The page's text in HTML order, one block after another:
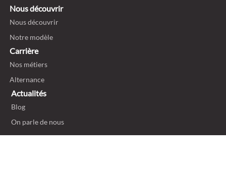
Nous découvrir
Nous découvrir
Notre modèle
Carrière
Nos métiers
Alternance
Actualités
Blog
On parle de nous